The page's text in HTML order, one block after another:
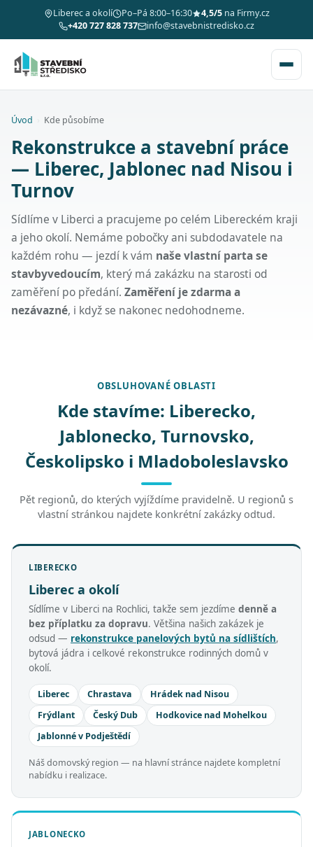
Liberec a okolí Po–Pá 8:00–16:30 4,5/5na Firmy.cz
+420 727 828 737
info@stavebnistredisko.cz
Úvod Kde působíme
Rekonstrukce a stavební práce
— Liberec, Jablonec nad Nisou i
Turnov
Sídlíme v Liberci a pracujeme po celém Libereckém kraji
a jeho okolí. Nemáme pobočky ani subdodavatele na
každém rohu — jezdí k vám naše vlastní parta se
stavbyvedoucím, který má zakázku na starosti od
zaměření po předání. Zaměření je zdarma a
nezávazné, i když se nakonec nedohodneme.
OBSLUHOVANÉ OBLASTI
Kde stavíme: Liberecko,
Jablonecko, Turnovsko,
Českolipsko i Mladoboleslavsko
Pět regionů, do kterých vyjíždíme pravidelně. U regionů s
vlastní stránkou najdete konkrétní zakázky odtud.
LIBERECKO
Liberec a okolí
Sídlíme v Liberci na Rochlici, takže sem jezdíme denně a
bez příplatku za dopravu. Většina našich zakázek je
odsud — rekonstrukce panelových bytů na sídlištích,
bytová jádra i celkové rekonstrukce rodinných domů v
okolí.
Liberec Chrastava
Hrádek nad Nisou
Frýdlant
Český Dub
Hodkovice nad Mohelkou
Jablonné v Podještědí
Náš domovský region — na hlavní stránce najdete kompletní
nabídku i realizace.
JABLONECKO